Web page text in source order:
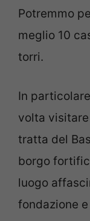
Potremmo
meglio 10
torri.
In
volta
tratta del
borgo
luogo
fondazione